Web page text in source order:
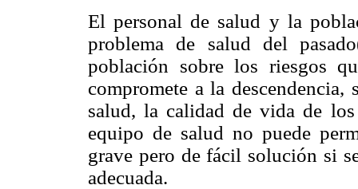
El personal de salud y la
problema de salud del
población sobre los riesgos
compromete a la
salud, la calidad de vida de
equipo de salud no puede
grave pero de fácil solución si
adecuada.